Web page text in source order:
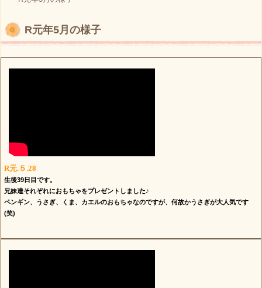
R元年5月の様子
R元.５.28
生後39日目です。
兄妹達それぞれにおもちゃをプレゼントしました♪
ペンギン、うさぎ、くま、カエルのおもちゃなのですが、何故かうさぎが大人気です
(笑)